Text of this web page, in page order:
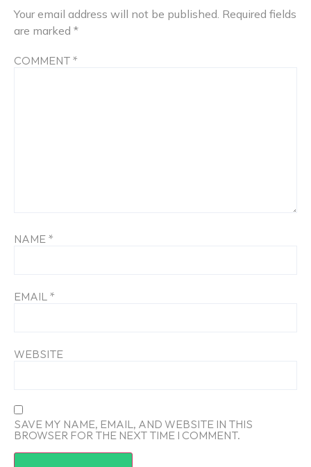
Your email address will not be published. Required fields
are marked *
COMMENT *
NAME *
EMAIL *
WEBSITE
SAVE MY NAME, EMAIL, AND WEBSITE IN THIS
BROWSER FOR THE NEXT TIME I COMMENT.